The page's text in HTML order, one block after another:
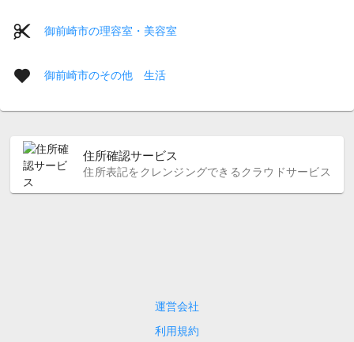
御前崎市の理容室・美容室
御前崎市のその他 生活
住所確認サービス
住所表記をクレンジングできるクラウドサービス
運営会社
利用規約